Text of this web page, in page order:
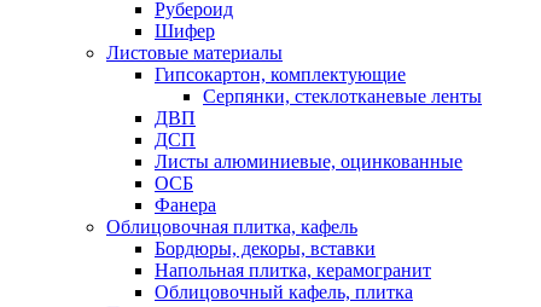
Рубероид
Шифер
Листовые материалы
Гипсокартон, комплектующие
Серпянки, стеклотканевые ленты
ДВП
ДСП
Листы алюминиевые, оцинкованные
ОСБ
Фанера
Облицовочная плитка, кафель
Бордюры, декоры, вставки
Напольная плитка, керамогранит
Облицовочный кафель, плитка